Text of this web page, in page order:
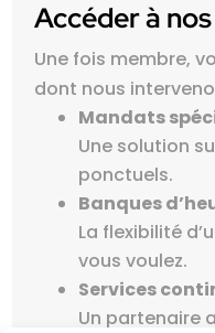
Accéder à
Une fois membre,
dont nous
Mandats
Une solution
ponctuels.
Banques
La flexibilité
vous voulez.
Services
Un partenaire